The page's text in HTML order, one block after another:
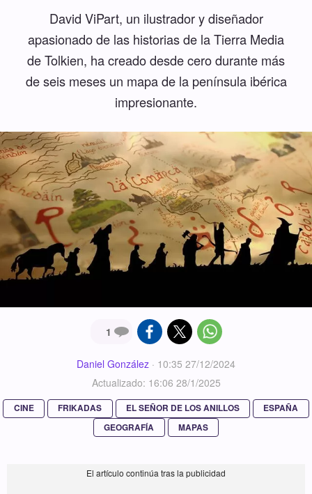
David ViPart, un ilustrador y diseñador
apasionado de las historias de la Tierra Media
de Tolkien, ha creado desde cero durante más
de seis meses un mapa de la península ibérica
impresionante.
1
Daniel González · 10:35 27/12/2024
Actualizado: 16:06 28/1/2025
CINE FRIKADAS EL SEÑOR DE LOS ANILLOS
ESPAÑA
GEOGRAFÍA
MAPAS